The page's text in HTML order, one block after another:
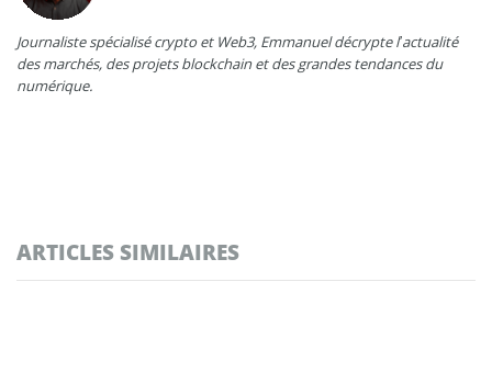
Journaliste spécialisé crypto et Web3, Emmanuel décrypte l’actualité
des marchés, des projets blockchain et des grandes tendances du
numérique.
ARTICLES SIMILAIRES